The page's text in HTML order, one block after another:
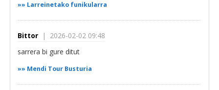
»» Larreinetako funikularra
Bittor | 2026-02-02 09:48
sarrera bi gure ditut
»» Mendi Tour Busturia